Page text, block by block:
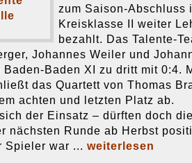
zum Saison-Abschluss
Kreisklasse II weiter
bezahlt. Das Talente-
Johannes Weiler und
Baden-Baden XI zu dritt mit 0:4.
das Quartett von Thomas
achten und letzten Platz ab.
der Einsatz – dürften doch
nächsten Runde ab Herbst
Spieler war ... weiterlesen